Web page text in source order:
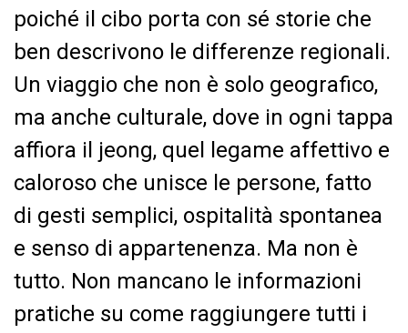
poiché il cibo porta con sé storie che
ben descrivono le differenze regionali.
Un viaggio che non è solo geografico,
ma anche culturale, dove in ogni tappa
affiora il jeong, quel legame affettivo e
caloroso che unisce le persone, fatto
di gesti semplici, ospitalità spontanea
e senso di appartenenza. Ma non è
tutto. Non mancano le informazioni
pratiche su come raggiungere tutti i